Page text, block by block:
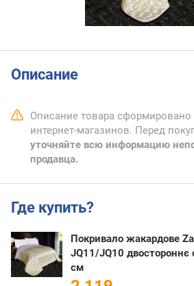
Описание
Описание товара сформировано
интернет-магазинов. Перед
уточняйте всю информацию
продавца.
Где купить?
Покривало жакардове
JQ11/JQ10 двостороннє
cм